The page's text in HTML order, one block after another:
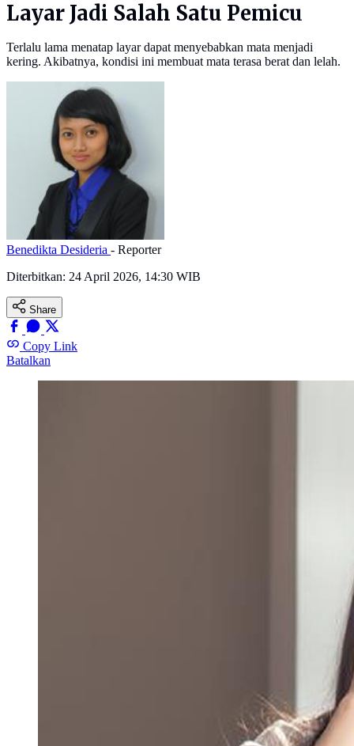
Layar Jadi Salah Satu Pemicu
Terlalu lama menatap layar dapat menyebabkan mata menjadi
kering. Akibatnya, kondisi ini membuat mata terasa berat dan lelah.
Benedikta Desideria - Reporter
Diterbitkan: 24 April 2026, 14:30 WIB
Share
Copy Link
Batalkan